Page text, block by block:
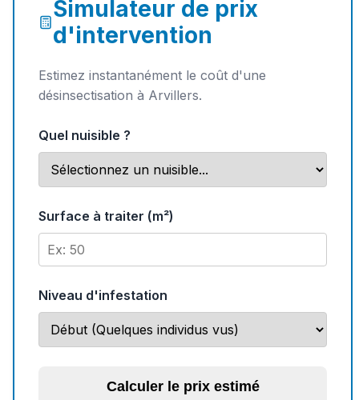
Simulateur de prix
d'intervention
Estimez instantanément le coût d'une
désinsectisation à Arvillers.
Quel nuisible ?
Surface à traiter (m²)
Niveau d'infestation
Calculer le prix estimé